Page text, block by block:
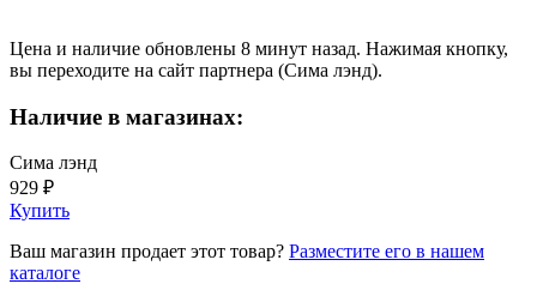
Цена и наличие обновлены 8 минут назад. Нажимая кнопку,
вы переходите на сайт партнера (Сима лэнд).
Наличие в магазинах:
Сима лэнд
929 ₽
Купить
Ваш магазин продает этот товар? Разместите его в нашем
каталоге